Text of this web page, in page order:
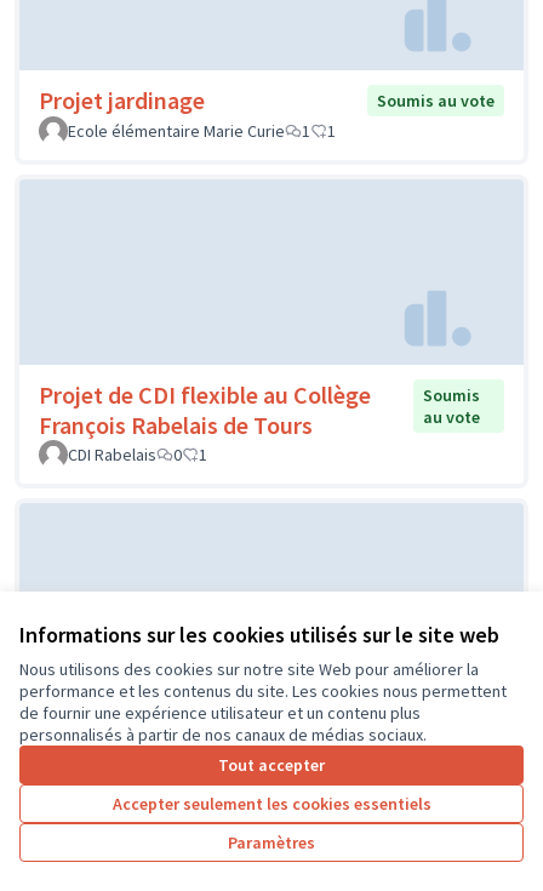
Informations sur les cookies utilisés sur le site web
Nous utilisons des cookies sur notre site Web pour améliorer la
performance et les contenus du site. Les cookies nous permettent
de fournir une expérience utilisateur et un contenu plus
personnalisés à partir de nos canaux de médias sociaux.
Tout accepter
Accepter seulement les cookies essentiels
Paramètres
Projet jardinage
Soumis au vote
Ecole élémentaire Marie Curie
1 1
Projet de CDI flexible au Collège
François Rabelais de Tours
Soumis
au vote
CDI Rabelais
0 1
Projet d'un city stade par le CME
de l'Île Bouchard
Soumis au
vote